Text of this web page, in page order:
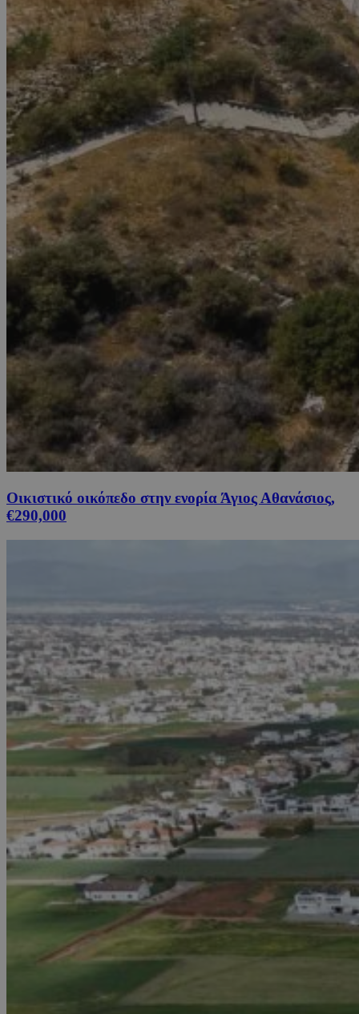
Οικιστικό οικόπεδο στην ενορία Άγιος Αθανάσιος,
€290,000